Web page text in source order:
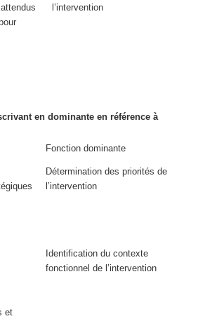
l’intervention
en dominante en référence à
Fonction dominante
Détermination des priorités de
l’intervention
et
Identification du contexte
fonctionnel de l’intervention